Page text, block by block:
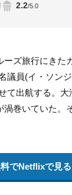
2.2/5.0
ズ旅行にきた
議員(イ・ソン
て出航する。
渦巻いていた。
でNetflixで見る